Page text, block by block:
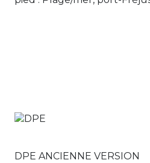
DPE ANCIENNE VERSION